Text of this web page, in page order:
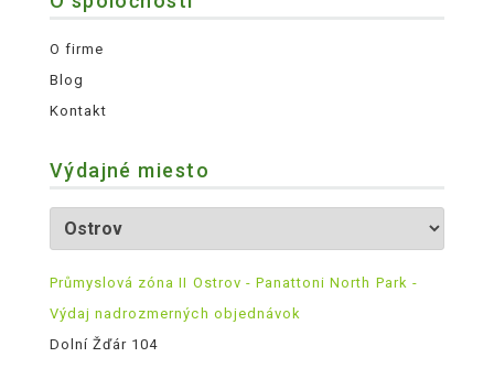
O firme
Blog
Kontakt
Výdajné miesto
Průmyslová zóna II Ostrov - Panattoni North Park -
Výdaj nadrozmerných objednávok
Dolní Žďár 104